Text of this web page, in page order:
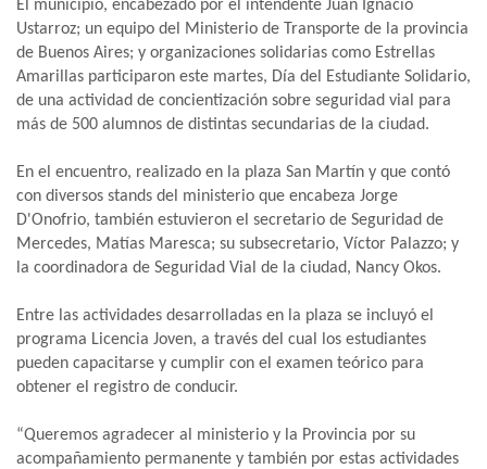
El municipio, encabezado por el intendente Juan Ignacio
Ustarroz; un equipo del Ministerio de Transporte de la provincia
de Buenos Aires; y organizaciones solidarias como Estrellas
Amarillas participaron este martes, Día del Estudiante Solidario,
de una actividad de concientización sobre seguridad vial para
más de 500 alumnos de distintas secundarias de la ciudad.
En el encuentro, realizado en la plaza San Martín y que contó
con diversos stands del ministerio que encabeza Jorge
D'Onofrio, también estuvieron el secretario de Seguridad de
Mercedes, Matías Maresca; su subsecretario, Víctor Palazzo; y
la coordinadora de Seguridad Vial de la ciudad, Nancy Okos.
Entre las actividades desarrolladas en la plaza se incluyó el
programa Licencia Joven, a través del cual los estudiantes
pueden capacitarse y cumplir con el examen teórico para
obtener el registro de conducir.
“Queremos agradecer al ministerio y la Provincia por su
acompañamiento permanente y también por estas actividades